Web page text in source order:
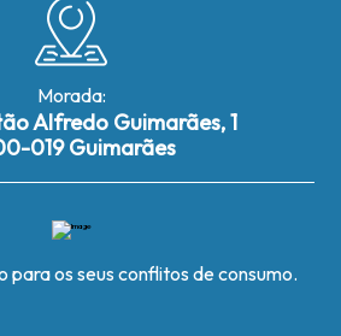
Morada:
Alfredo Guimarães, 1
019 Guimarães
para os seus conflitos de consumo.